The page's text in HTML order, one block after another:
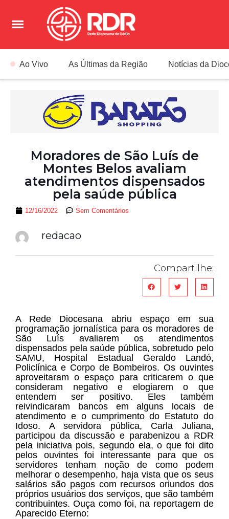
Ao Vivo As Últimas da Região Notícias da
Moradores de São Luís de
Montes Belos avaliam
atendimentos dispensados
pela saúde pública
12/16/2022 Sem Comentários
redacao
Compartilhe:
A Rede Diocesana abriu espaço em sua
programação jornalística para os moradores de
São Luís avaliarem os atendimentos
dispensados pela saúde pública, sobretudo pelo
SAMU, Hospital Estadual Geraldo Landó,
Policlínica e Corpo de Bombeiros. Os ouvintes
aproveitaram o espaço para criticarem o que
consideram negativo e elogiarem o que
entendem ser positivo. Eles também
reivindicaram bancos em alguns locais de
atendimento e o cumprimento do Estatuto do
Idoso. A servidora pública, Carla Juliana,
participou da discussão e parabenizou a RDR
pela iniciativa pois, segundo ela, o que foi dito
pelos ouvintes foi interessante para que os
servidores tenham noção de como podem
melhorar o desempenho, haja vista que os seus
salários são pagos com recursos oriundos dos
próprios usuários dos serviços, que são também
contribuintes. Ouça como foi, na reportagem de
Aparecido Eterno: